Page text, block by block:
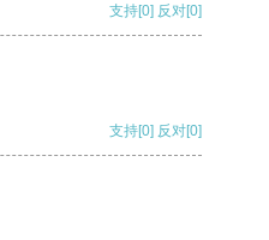
支持[0] 反对[0]
支持[0] 反对[0]